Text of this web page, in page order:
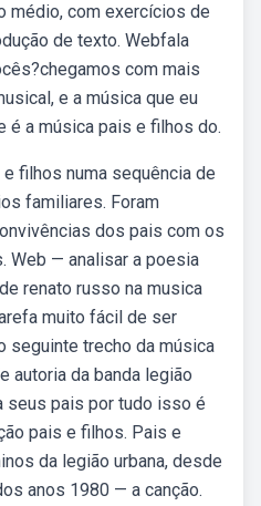
médio, com exercícios de
de texto. Webfala
com mais
e a música que eu
é a música pais e filhos do.
filhos numa sequência de
familiares. Foram
dos pais com os
Web — analisar a poesia
renato russo na musica
muito fácil de ser
seguinte trecho da música
autoria da banda legião
seus pais por tudo isso é
pais e filhos. Pais e
da legião urbana, desde
anos 1980 — a canção.